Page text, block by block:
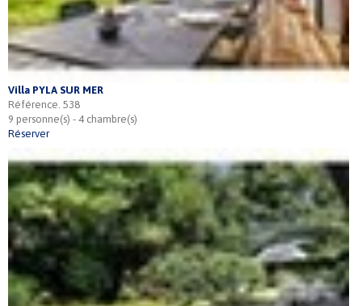
Villa PYLA SUR MER
Référence. 538
9 personne(s) - 4 chambre(s)
Réserver